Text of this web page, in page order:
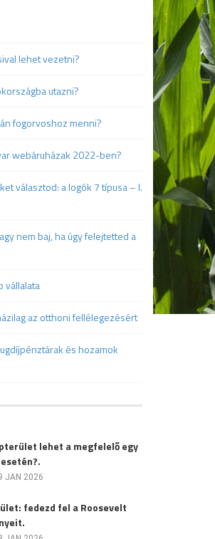
lehet vezetni?
utazni?
fogorvoshoz menni?
webáruházak 2022-ben?
választod: a logók 7 típusa – I.
nem baj, ha úgy felejtetted a
vállalata
az otthoni fellélegezésért
és hozamok
lehet a megfelelő egy
JAN 2026
fedezd fel a Roosevelt